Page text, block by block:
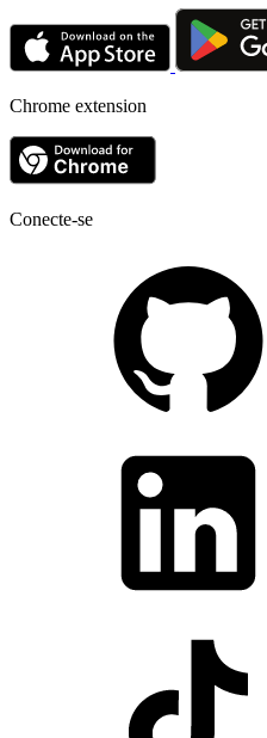
Chrome extension
Conecte-se